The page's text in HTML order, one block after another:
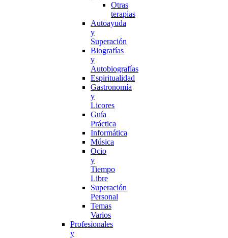
Otras
terapias
Autoayuda
y
Superación
Biografías
y
Autobiografías
Espiritualidad
Gastronomía
y
Licores
Guía
Práctica
Informática
Música
Ocio
y
Tiempo
Libre
Superación
Personal
Temas
Varios
Profesionales
y